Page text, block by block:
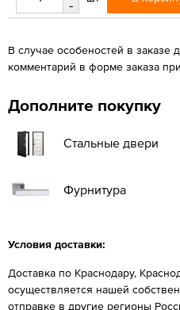
-
В случае особеностей в заказе
комментарий в форме заказа
Дополните покупку
Стальные двери
Фурнитура
Условия доставки:
Доставка по Краснодару,
осуществляется нашей
отправке в другие регионы